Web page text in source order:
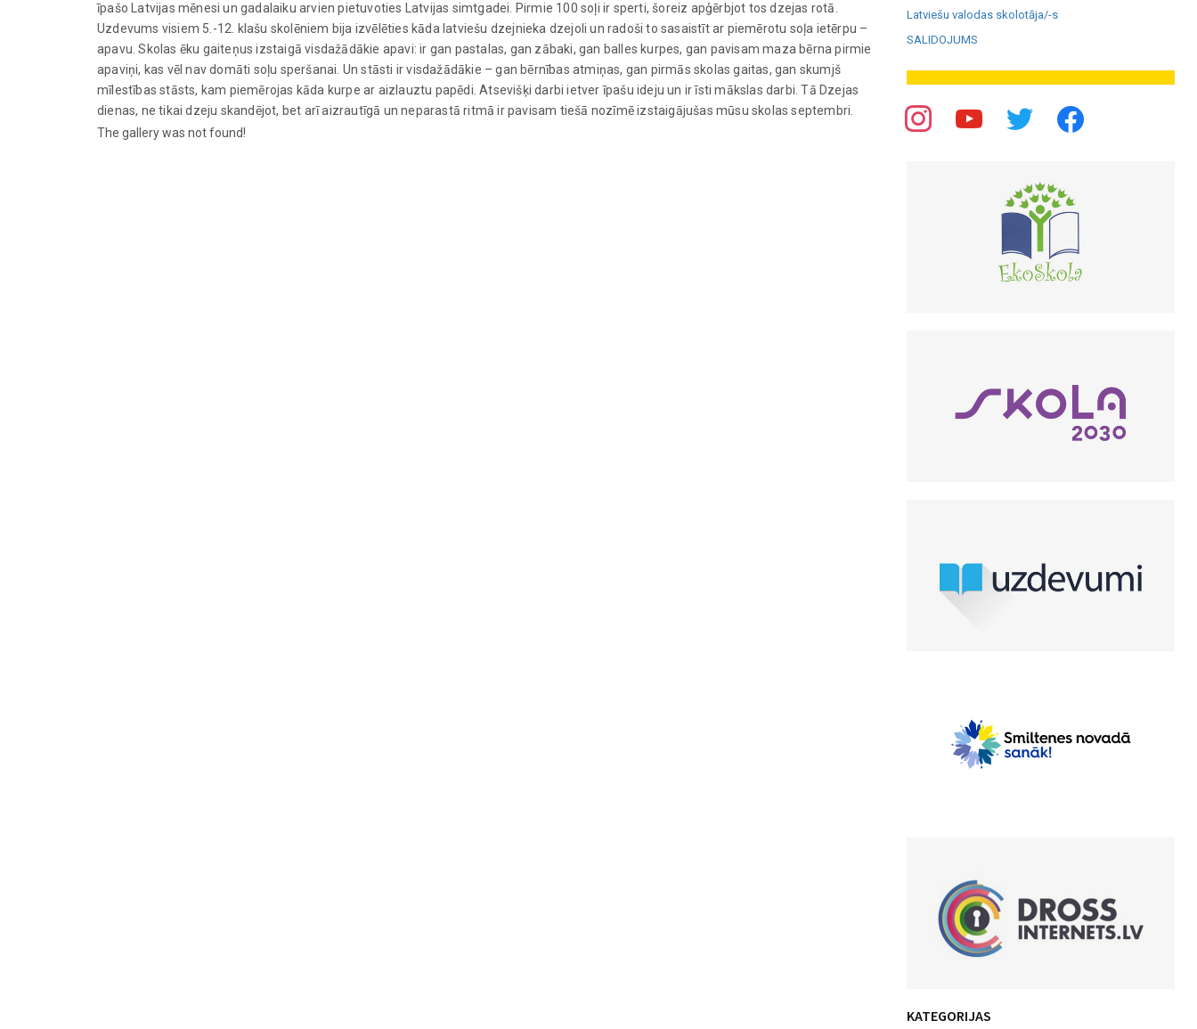
īpašo Latvijas mēnesi un gadalaiku arvien pietuvoties Latvijas simtgadei. Pirmie 100 soļi ir sperti, šoreiz apģērbjot tos dzejas rotā.
Uzdevums visiem 5.-12. klašu skolēniem bija izvēlēties kāda latviešu dzejnieka dzejoli un radoši to sasaistīt ar piemērotu soļa ietērpu –
apavu. Skolas ēku gaiteņus izstaigā visdažādākie apavi: ir gan pastalas, gan zābaki, gan balles kurpes, gan pavisam maza bērna pirmie
apaviņi, kas vēl nav domāti soļu speršanai. Un stāsti ir visdažādākie – gan bērnības atmiņas, gan pirmās skolas gaitas, gan skumjš
mīlestības stāsts, kam piemērojas kāda kurpe ar aizlauztu papēdi. Atsevišķi darbi ietver īpašu ideju un ir īsti mākslas darbi. Tā Dzejas
dienas, ne tikai dzeju skandējot, bet arī aizrautīgā un neparastā ritmā ir pavisam tiešā nozīmē izstaigājušas mūsu skolas septembri.
The gallery was not found!
Latviešu valodas skolotāja/-s
SALIDOJUMS
KATEGORIJAS